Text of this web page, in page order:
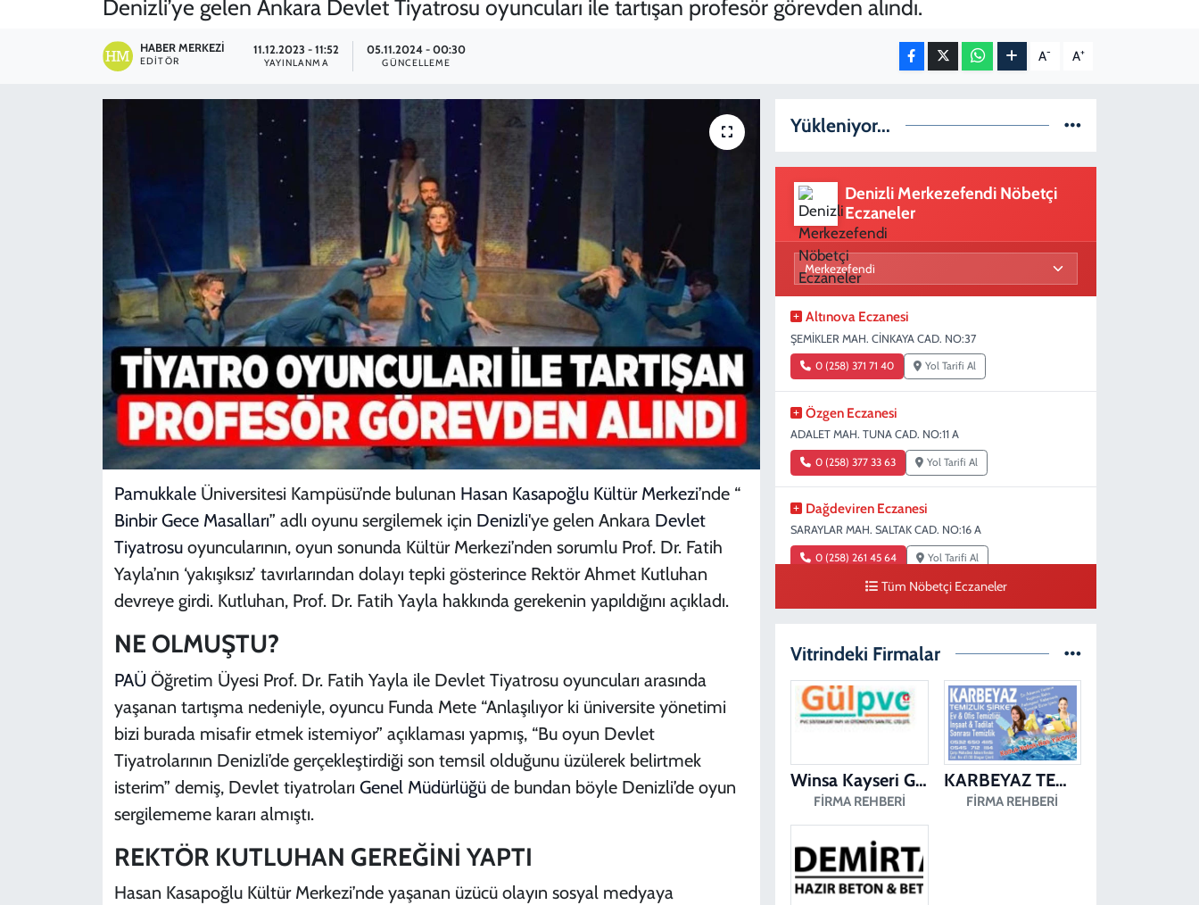
Denizli’ye gelen Ankara Devlet Tiyatrosu oyuncuları ile tartışan profesör görevden alındı.
HABER MERKEZI
EDITÖR
11.12.2023 - 11:52
YAYINLANMA
05.11.2024 - 00:30
GÜNCELLEME A- A+
PamukkaleÜniversitesi Kampüsü’nde bulunan Hasan Kasapoğlu Kültür Merkezi’nde “
Binbir Gece Masalları” adlı oyunu sergilemek için Denizli'ye gelen Ankara Devlet
Tiyatrosuoyuncularının, oyun sonunda Kültür Merkezi’nden sorumlu Prof. Dr. Fatih
Yayla’nın ‘yakışıksız’ tavırlarından dolayı tepki gösterince Rektör Ahmet Kutluhan
devreye girdi. Kutluhan, Prof. Dr. Fatih Yayla hakkında gerekenin yapıldığını açıkladı.
NE OLMUŞTU?
PAÜ Öğretim Üyesi Prof. Dr. Fatih Yayla ile Devlet Tiyatrosu oyuncuları arasında
yaşanan tartışma nedeniyle, oyuncu Funda Mete “Anlaşılıyor ki üniversite yönetimi
bizi burada misafir etmek istemiyor” açıklaması yapmış, “Bu oyun Devlet
Tiyatrolarının Denizli’de gerçekleştirdiği son temsil olduğunu üzülerek belirtmek
isterim” demiş, Devlet tiyatroları Genel Müdürlüğüde bundan böyle Denizli’de oyun
sergilememe kararı almıştı.
REKTÖR KUTLUHAN GEREĞİNİ YAPTI
Hasan Kasapoğlu Kültür Merkezi’nde yaşanan üzücü olayın sosyal medyaya
Yükleniyor...
Denizli Merkezefendi Nöbetçi
Eczaneler
Altınova Eczanesi
ŞEMİKLER MAH. CİNKAYA CAD. NO:37
0 (258) 371 71 40 Yol Tarifi Al
Özgen Eczanesi
ADALET MAH. TUNA CAD. NO:11 A
0 (258) 377 33 63 Yol Tarifi Al
Dağdeviren Eczanesi
SARAYLAR MAH. SALTAK CAD. NO:16 A
0 (258) 261 45 64 Yol Tarifi Al
Dişçioğlu Eczanesi
0 (258) 265 32 91 Yol Tarifi Al
Tüm Nöbetçi Eczaneler
Vitrindeki Firmalar
Winsa Kayseri Gül Pvc Pencere Kayseri Winsa
FIRMA REHBERI
KARBEYAZ TEMİZLİK
FIRMA REHBERI